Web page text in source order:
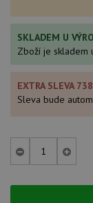
SKLADEM U
Zboží je skladem
EXTRA SLEVA
Sleva bude